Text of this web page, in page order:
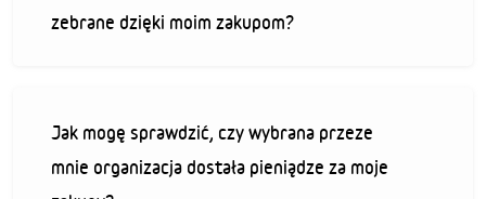
zebrane dzięki moim zakupom?
Jak mogę sprawdzić, czy wybrana przeze
mnie organizacja dostała pieniądze za moje